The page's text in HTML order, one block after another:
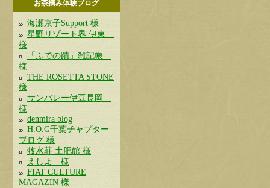
お茶摘み体験ブログ
海瀬京子Support 様
星野リゾート界 伊東
様
「ふでの蹟」雑記帳
様
THE ROSETTA STONE
様
サンバレー伊豆長岡
様
denmira blog
H.O.G千葉チャプター
ブログ 様
牧水荘 土肥館 様
えしよ 様
FIAT CULTURE
MAGAZIN 様